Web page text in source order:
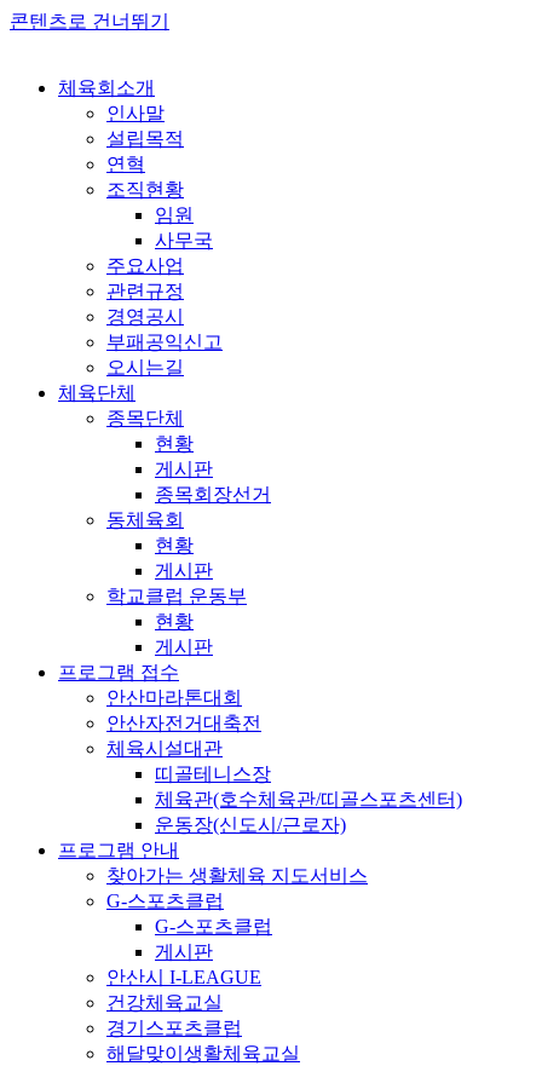
콘텐츠로 건너뛰기
체육회소개
인사말
설립목적
연혁
조직현황
임원
사무국
주요사업
관련규정
경영공시
부패공익신고
오시는길
체육단체
종목단체
현황
게시판
종목회장선거
동체육회
현황
게시판
학교클럽 운동부
현황
게시판
프로그램 접수
안산마라톤대회
안산자전거대축전
체육시설대관
띠골테니스장
체육관(호수체육관/띠골스포츠센터)
운동장(신도시/근로자)
프로그램 안내
찾아가는 생활체육 지도서비스
G-스포츠클럽
G-스포츠클럽
게시판
안산시 I-LEAGUE
건강체육교실
경기스포츠클럽
해달맞이생활체육교실